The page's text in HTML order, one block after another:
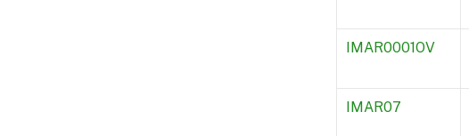
IMAR0001OV
IMAR07